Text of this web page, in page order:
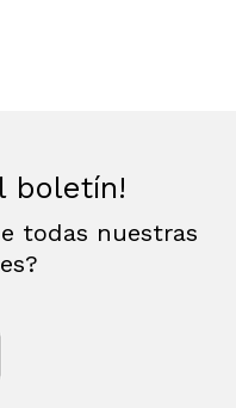
boletín!
todas nuestras